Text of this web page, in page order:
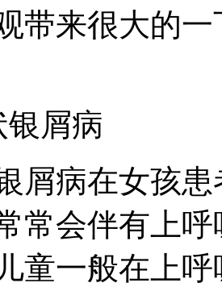
带来很大的
银屑病
屑病在女孩
常会伴有上
童一般在上